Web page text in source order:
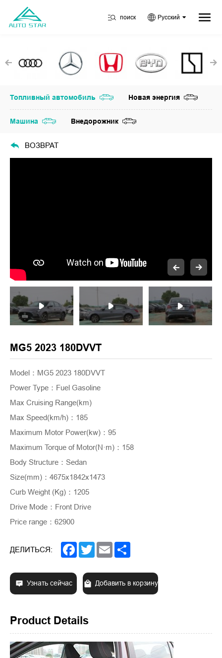
поиск Русский
Топливный автомобиль Новая энергия
Машина Внедорожник
ВОЗВРАТ
MG5 2023 180DVVT
Model：MG5 2023 180DVVT
Power Type ： Fuel Gasoline
Max Cruising Range(km)
Max Speed(km/h) ： 185
Maximum Motor Power(kw) ： 95
Maximum Torque of Motor(N·m) ： 158
Body Structure ： Sedan
Size(mm) ： 4675x1842x1473
Curb Weight (Kg) ： 1205
Drive Mode ： Front Drive
Price range ： 62900
ДЕЛИТЬСЯ: Facebook
TwitterEmail
Узнать сейчас Добавить в корзину
Product Details